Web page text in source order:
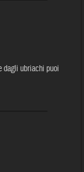
dagli ubriachi puoi